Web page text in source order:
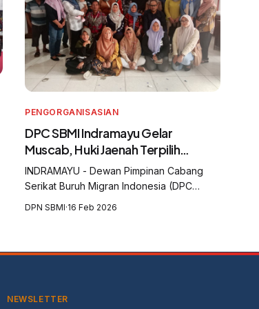
PENGORGANISASIAN
DPC SBMI Indramayu Gelar
Muscab, Huki Jaenah Terpilih
sebagai Ketua
INDRAMAYU - Dewan Pimpinan Cabang
Serikat Buruh Migran Indonesia (DPC
DPN SBMI·16 Feb 2026
NEWSLETTER